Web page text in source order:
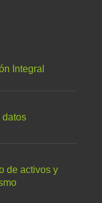
Integral
datos
de activos y